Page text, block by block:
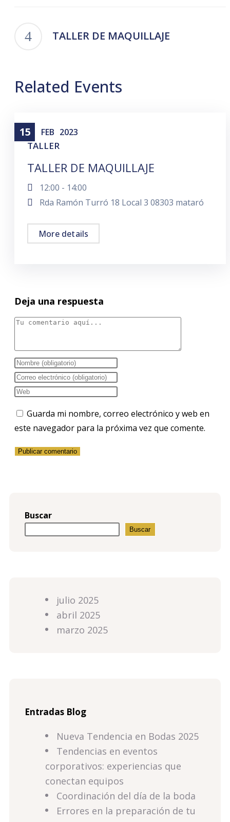
TALLER DE MAQUILLAJE
Related Events
15 FEB 2023
TALLER
TALLER DE MAQUILLAJE
12:00 - 14:00
Rda Ramón Turró 18 Local 3 08303 mataró
More details
Deja una respuesta
Guarda mi nombre, correo electrónico y web en
este navegador para la próxima vez que comente.
Buscar
Buscar
julio 2025
abril 2025
marzo 2025
Entradas Blog
Nueva Tendencia en Bodas 2025
Tendencias en eventos
corporativos: experiencias que
conectan equipos
Coordinación del día de la boda
Errores en la preparación de tu